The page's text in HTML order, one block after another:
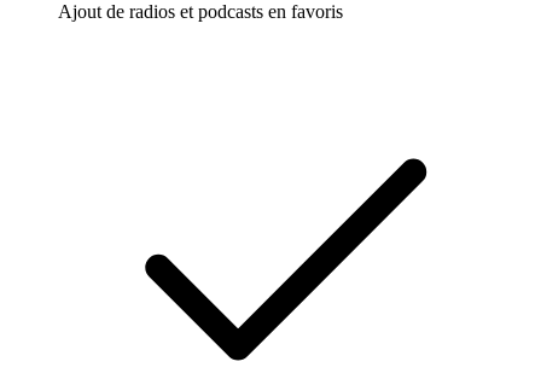
Ajout de radios et podcasts en favoris